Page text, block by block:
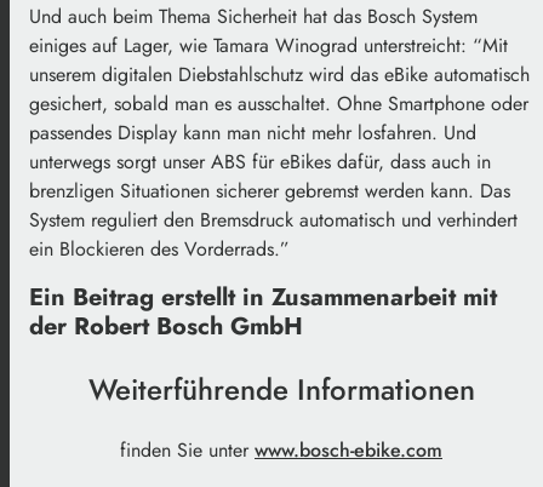
Und auch beim Thema Sicherheit hat das Bosch System
einiges auf Lager, wie Tamara Winograd unterstreicht: “Mit
unserem digitalen Diebstahlschutz wird das eBike automatisch
gesichert, sobald man es ausschaltet. Ohne Smartphone oder
passendes Display kann man nicht mehr losfahren. Und
unterwegs sorgt unser ABS für eBikes dafür, dass auch in
brenzligen Situationen sicherer gebremst werden kann. Das
System reguliert den Bremsdruck automatisch und verhindert
ein Blockieren des Vorderrads.”
Ein Beitrag erstellt in Zusammenarbeit mit
der Robert Bosch GmbH
Weiterführende Informationen
finden Sie unter www.bosch-ebike.com